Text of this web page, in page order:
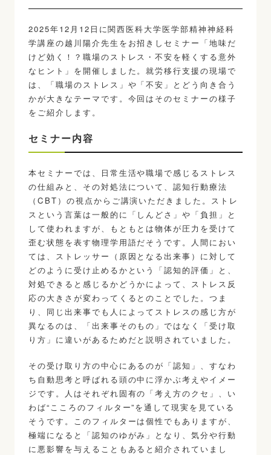
2025年12月12日に関西医科大学医学部精神神経科
学講座の越川陽介先生をお招きしセミナー「地味だ
けど効く！？職場のストレス・不安を軽くする意外
なヒント」を開催しました。就労移行支援の現場で
は、「職場のストレス」や「不安」とどう向き合う
かが大きなテーマです。今回はそのセミナーの様子
をご紹介します。
セミナー内容
本セミナーでは、日常生活や職場で感じるストレス
の仕組みと、その対処法について、認知行動療法
（CBT）の視点からご講演いただきました。ストレ
スという言葉は一般的に「しんどさ」や「負担」と
して使われますが、もともとは物体が圧力を受けて
歪む状態を表す物理学用語だそうです。人間におい
ては、ストレッサー（原因となる出来事）に対して
どのように受け止めるかという「認知的評価」と、
対処できると感じるかどうかによって、ストレス反
応の大きさが変わってくるとのことでした。つま
り、同じ出来事でも人によってストレスの感じ方が
異なるのは、「出来事そのもの」ではなく「受け取
り方」に違いがあるためだと説明されていました。
その受け取り方の中心にあるのが「認知」、すなわ
ち自動思考と呼ばれる頭の中に浮かぶ考えやイメー
ジです。人はそれぞれ固有の「考え方のクセ」、い
わば“こころのフィルター”を通して現実を見ている
そうです。このフィルターは個性でもありますが、
極端になると「認知のゆがみ」となり、気分や行動
に悪影響を与えることもあると紹介されていまし